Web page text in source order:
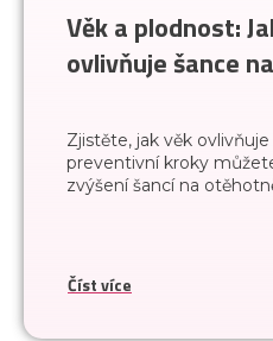
Věk a plodnost:
ovlivňuje šance
Zjistěte, jak věk
preventivní kroky
zvýšení šancí na
Číst více